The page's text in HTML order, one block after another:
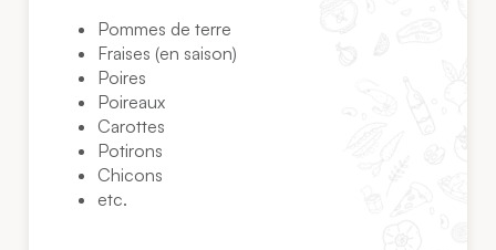
Pommes de terre
Fraises (en saison)
Poires
Poireaux
Carottes
Potirons
Chicons
etc.